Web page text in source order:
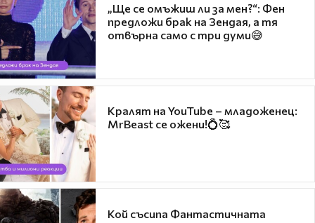
„Ще се омъжиш ли за мен?“: Фен
предложи брак на Зендая, а тя
отвърна само с три думи😅
Кралят на YouTube – младоженец:
MrBeast се ожени!💍🥰
Кой съсипа Фантастичната